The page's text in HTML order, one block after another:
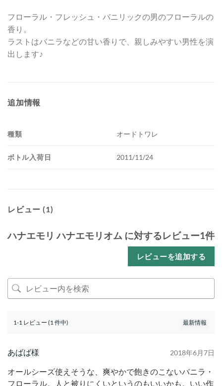
フローラル・フレッシュ・バニリックの男のフローラルの
香り。
ラストはバニラなどの甘い香りで、親しみやすい男性を演
出します♪
追加情報
種類 オードトワレ
ボトル入荷日 2011/11/24
レビュー (1)
ハナエモリ ハナエモリオム に対するレビュー1件
レビューを追加する
1-1 レビュー (1 件中)
あばば様 2018年6月7日
オールシーズ使えそうな、爽やかで飽きのこないバニラ・
フローラル。人と被りにくいというのもいいかも。いい作